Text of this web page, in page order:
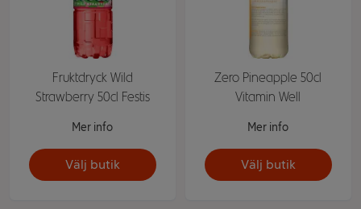
Fruktdryck Wild
Strawberry 50cl Festis
Mer info
Välj butik
Zero Pineapple 50cl
Vitamin Well
Mer info
Välj butik